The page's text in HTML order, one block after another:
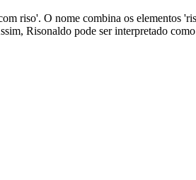
riso'. O nome combina os elementos
Risonaldo pode ser interpretado